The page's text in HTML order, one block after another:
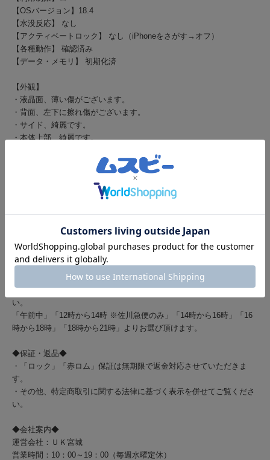
【OSバージョン】18.4
【水没反応】 なし
【アクティベートロック】 なし（iPhoneをさがす→オフ）
【各種動作】 確認済み
【データ・メモリ】 初期化済
【外観】
・液晶面、薄い傷がございます。
・背面、左下に擦れ傷がございます。
・サイド、綺麗です。
・本体上部、綺麗です。
・スピーカー、カメラ機能、バイブ機能、Touch ID、各種ボタン正常
・参考：バッテリーの状態（設定内）100%
→新品時100％とした場合の現在のバッテリー最大容量
◆発送◆
・定休日以外は、15時までのご注文で当日発送が可能でございます。
・クロネコヤマト、もしくは佐川急便で発送いたしております。
・配達のご希望時間がございましたら、ご注文時にお知らせくださ
い。
「午前中」「12時から14時 ※佐川急便のみ」「14時から16時」「16
時から18時」「18時から21時」よりお選び頂けます。
◆保証・返品◆
・「ロック」「赤ロム」保証は無期限で返金対応させていただきま
す。
・その他、特定商取引に関する法律に基づく表示を併せてご覧くださ
い。
◆会社案内◆
運営会社：ＵＫ宮城
営業時間：10：00～19：00（毎週水曜定休）